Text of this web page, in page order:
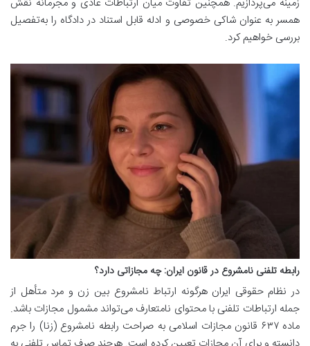
همسر به عنوان شاکی خصوصی و ادله قابل استناد در دادگاه را به‌تفصیل
بررسی خواهیم کرد.
رابطه تلفنی نامشروع در قانون ایران: چه مجازاتی دارد؟
در نظام حقوقی ایران هرگونه ارتباط نامشروع بین زن و مرد متأهل از
جمله ارتباطات تلفنی با محتوای نامتعارف می‌تواند مشمول مجازات باشد.
ماده ۶۳۷ قانون مجازات اسلامی به صراحت رابطه نامشروع (زنا) را جرم